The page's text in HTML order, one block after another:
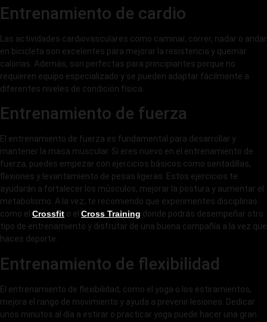
Entrenamiento de cardio
Las actividades cardiovasculares como caminar, correr, nadar o andar
en bicicleta son excelentes para mejorar la resistencia y quemar
calorías. Además, son perfectas para principiantes porque no
requieren equipo especializado y se pueden adaptar fácilmente a
diferentes niveles de condición física.
Entrenamiento de fuerza
El entrenamiento de fuerza es fundamental para desarrollar y
mantener la masa muscular. Si eres nuevo en el entrenamiento de
fuerza, puedes empezar con ejercicios básicos como sentadillas,
flexiones y levantamiento de pesas ligeras. Estos ejercicios te
ayudarán a fortalecer los músculos, mejorar la postura y aumentar el
metabolismo. A la vez, te recomiendo que experimentes disciplinas
como el Crossfit o el Cross Training donde podrás desempeñar otro
tipo de entrenamiento y disfrutar de una buena compañía a la vez que
haces deporte.
Entrenamiento de flexibilidad
El entrenamiento de flexibilidad, como el yoga o los estiramientos,
mejora el rango de movimiento y ayuda a prevenir lesiones. Dedicar
unos minutos al día a estirar o practicar yoga puede hacer una gran